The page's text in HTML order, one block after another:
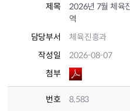
제목
2026년 7월 체육
역
담당부서
체육진흥과
작성일
2026-08-07
첨부
번호
8,583